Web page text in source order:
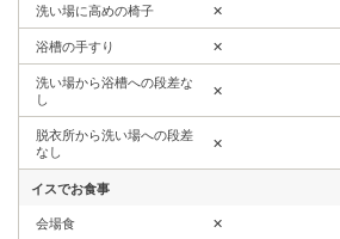
洗い場に高めの椅子 ✕
浴槽の手すり ✕
洗い場から浴槽への段差な
し
✕
脱衣所から洗い場への段差
なし
✕
イスでお食事
会場食 ✕